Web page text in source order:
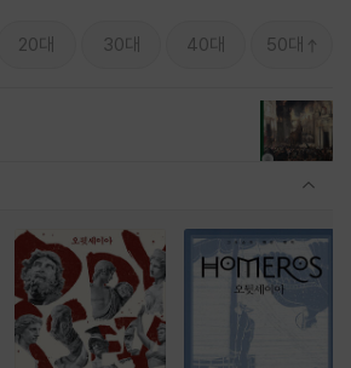
20대 30대 40대 50대